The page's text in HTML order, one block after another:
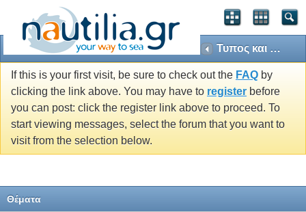
Τυπος και Μεγεθος Πλοιων
If this is your first visit, be sure to check out the FAQ by
clicking the link above. You may have to register before
you can post: click the register link above to proceed. To
start viewing messages, select the forum that you want to
visit from the selection below.
Θέματα